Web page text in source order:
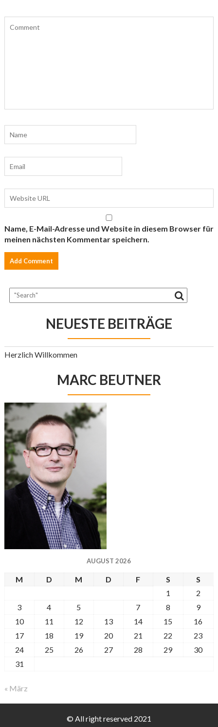
Name, E-Mail-Adresse und Website in diesem Browser für
meinen nächsten Kommentar speichern.
NEUESTE BEITRÄGE
Herzlich Willkommen
MARC BEUTNER
AUGUST 2026
M D M D F S
S
1
2
3
4 5 7 8
9
10
11 12 13 14 15
16
17
18 19 20 21 22
23
24
25 26 27 28 29
30
31
« März
© All right reserved 2021